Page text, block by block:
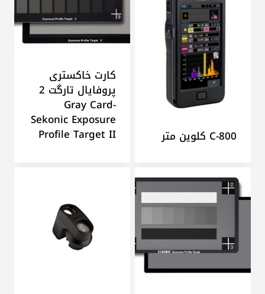
C-800 کلوین متر
کارت خاکستری
پروفایال تارگت 2
Gray Card-
Sekonic Exposure
Profile Target II